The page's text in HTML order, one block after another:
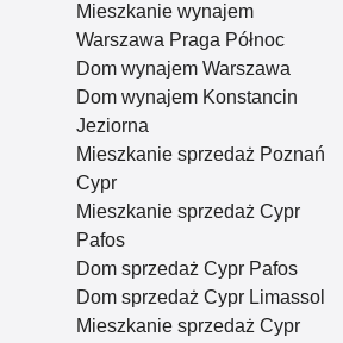
Mieszkanie wynajem
Warszawa Praga Północ
Dom wynajem Warszawa
Dom wynajem Konstancin
Jeziorna
Mieszkanie sprzedaż Poznań
Cypr
Mieszkanie sprzedaż Cypr
Pafos
Dom sprzedaż Cypr Pafos
Dom sprzedaż Cypr Limassol
Mieszkanie sprzedaż Cypr